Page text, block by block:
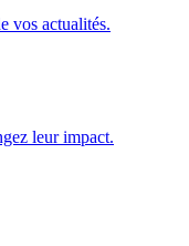
vos actualités.
leur impact.